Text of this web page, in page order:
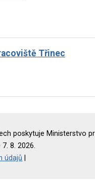
Třinec
poskytuje Ministerstvo
8. 2026.
údajů